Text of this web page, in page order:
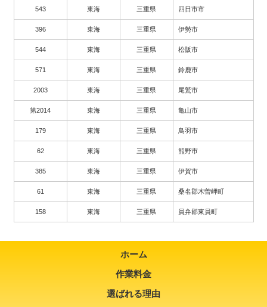
543 東海 三重県 四日市市
396 東海 三重県 伊勢市
544 東海 三重県 松阪市
571 東海 三重県 鈴鹿市
2003 東海 三重県 尾鷲市
第2014 東海 三重県 亀山市
179 東海 三重県 鳥羽市
62 東海 三重県 熊野市
385 東海 三重県 伊賀市
61 東海 三重県 桑名郡木曽岬町
158 東海 三重県 員弁郡東員町
ホーム
作業料金
選ばれる理由